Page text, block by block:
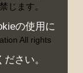
じます。
All rights
の使用に
さい。